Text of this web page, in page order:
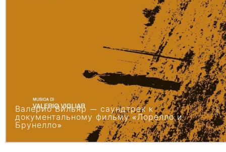
Валерио Вильяр — саундтрек к
документальному фильму «Лорелло и
Брунелло»